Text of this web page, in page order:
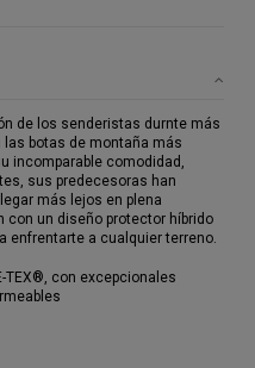
de los senderistas durnte más
botas de montaña más
incomparable comodidad,
sus predecesoras han
más lejos en plena
con un diseño protector híbrido
enfrentarte a cualquier terreno.
TEX®, con excepcionales